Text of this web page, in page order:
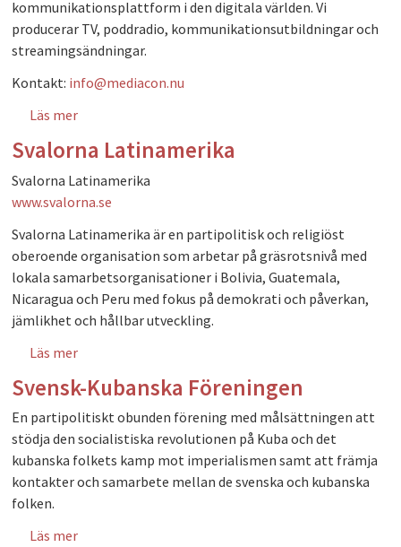
kommunikationsplattform i den digitala världen. Vi
producerar TV, poddradio, kommunikationsutbildningar och
streamingsändningar.
Kontakt: info@mediacon.nu
Läs merom Studio MediaCon
Svalorna Latinamerika
Svalorna Latinamerika
www.svalorna.se
Svalorna Latinamerika är en partipolitisk och religiöst
oberoende organisation som arbetar på gräsrotsnivå med
lokala samarbetsorganisationer i Bolivia, Guatemala,
Nicaragua och Peru med fokus på demokrati och påverkan,
jämlikhet och hållbar utveckling.
Läs merom Svalorna Latinamerika
Svensk-Kubanska Föreningen
En partipolitiskt obunden förening med målsättningen att
stödja den socialistiska revolutionen på Kuba och det
kubanska folkets kamp mot imperialismen samt att främja
kontakter och samarbete mellan de svenska och kubanska
folken.
Läs merom Svensk-Kubanska Föreningen